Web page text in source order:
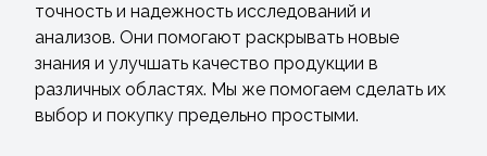
точность и надежность исследований и
анализов. Они помогают раскрывать новые
знания и улучшать качество продукции в
различных областях. Мы же помогаем сделать их
выбор и покупку предельно простыми.